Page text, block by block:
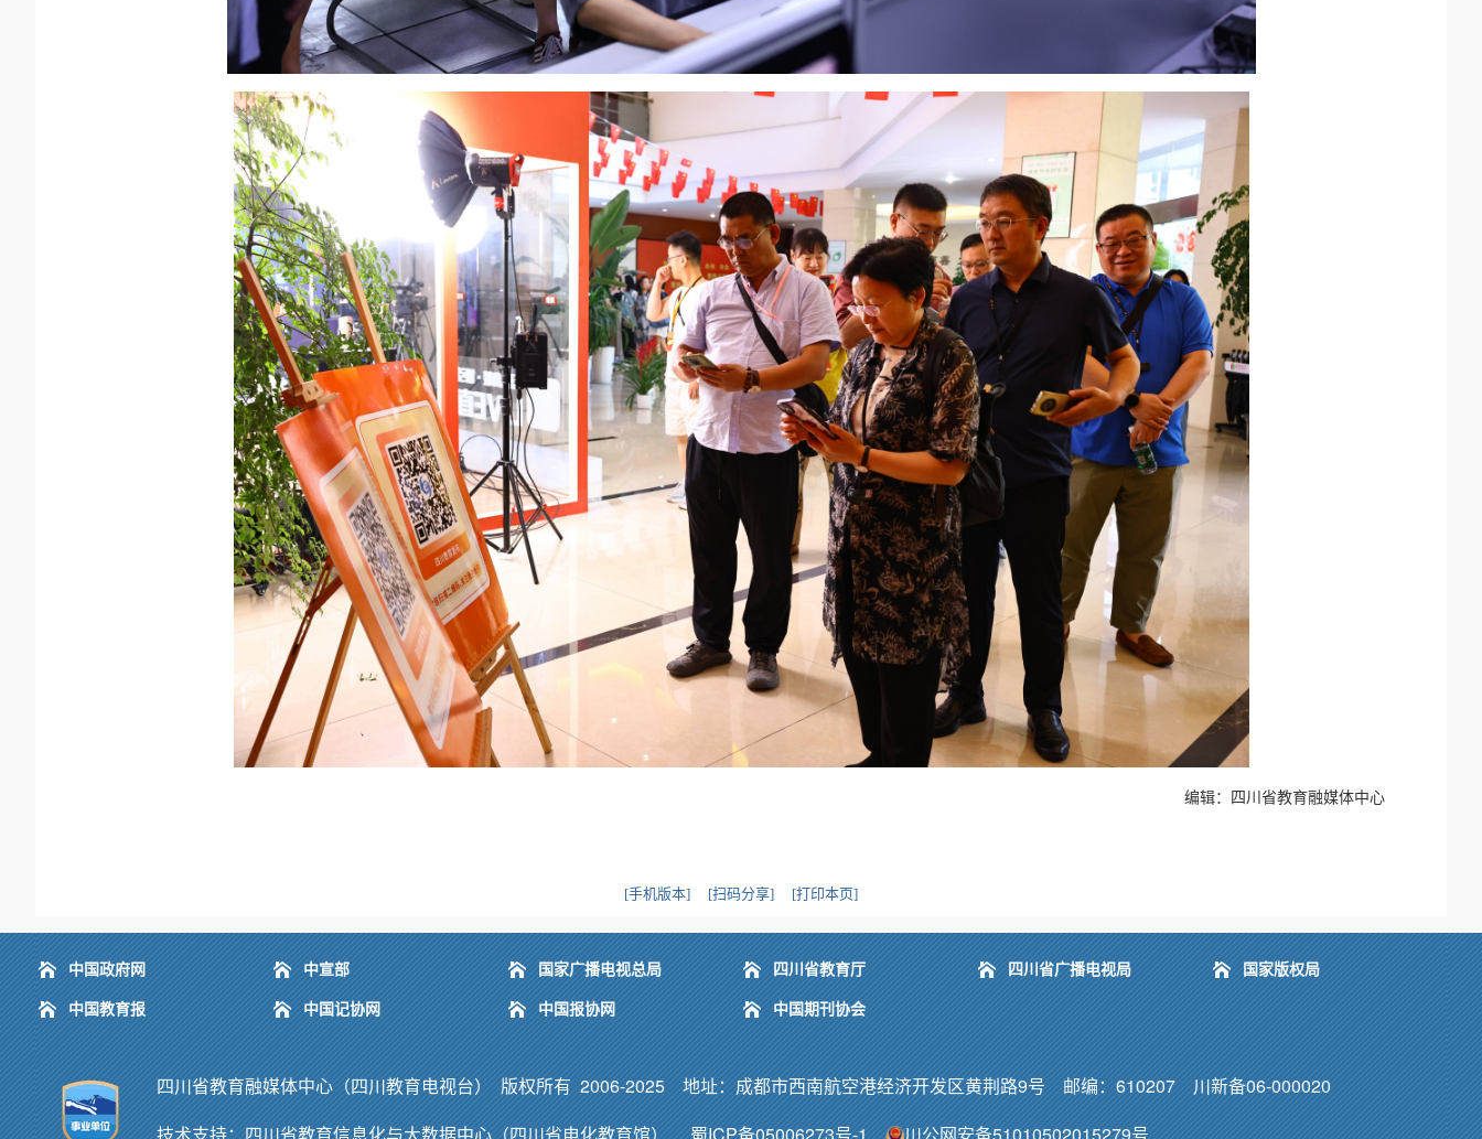
编辑：四川省教育融媒体中心
[手机版本] [扫码分享] [打印本页]
中国政府网 中宣部 国家广播电视总局 四川省教育厅 四川省广播电视局 国家版权局
中国教育报 中国记协网 中国报协网 中国期刊协会
四川省教育融媒体中心（四川教育电视台） 版权所有 2006-2025 地址：成都市西南航空港经济开发区黄荆路9号 邮编：610207 川新备06-000020